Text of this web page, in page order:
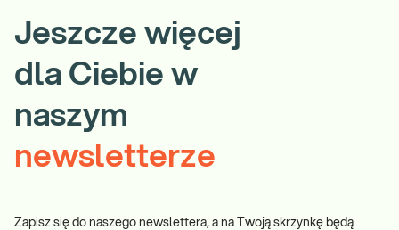
Jeszcze więcej
dla Ciebie w
naszym
newsletterze
Zapisz się do naszego newslettera, a na Twoją skrzynkę będą